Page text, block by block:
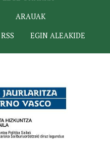
ARAUAK
RSS EGIN ALEAKIDE